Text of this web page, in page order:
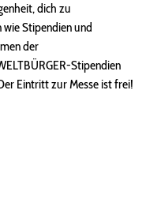
dich zu
Stipendien und
der
Stipendien
Eintritt zur Messe ist frei!